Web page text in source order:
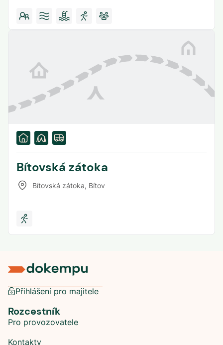
Bítovská zátoka
Bítovská zátoka, Bítov
Přihlášení pro majitele
Rozcestník
Pro provozovatele
Kontakty